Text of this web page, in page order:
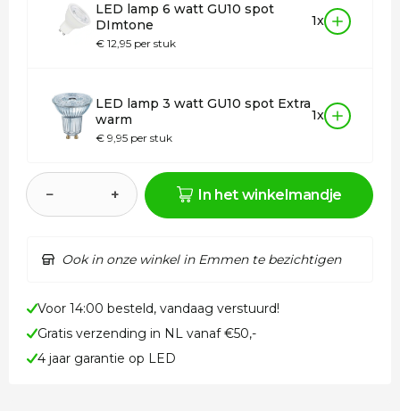
LED lamp 6 watt GU10 spot
DImtone
€ 12,95 per stuk
1x
LED lamp 3 watt GU10 spot Extra
warm
€ 9,95 per stuk
1x
− + In het winkelmandje
Ook in onze winkel in Emmen te bezichtigen
Voor 14:00 besteld, vandaag verstuurd!
Gratis verzending in NL vanaf €50,-
4 jaar garantie op LED